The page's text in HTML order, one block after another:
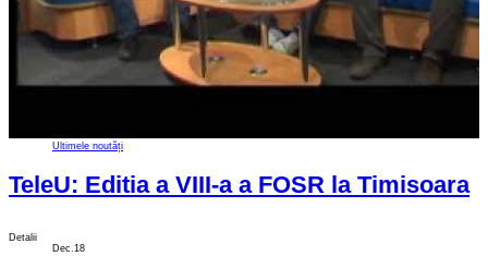
Ultimele noutăți
TeleU: Editia a VIII-a a FOSR la Timisoara
Detalii
Dec.18